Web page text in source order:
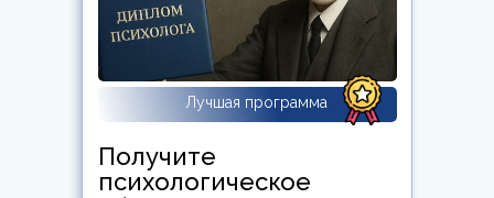
Получите
психологическое
Лучшая программа